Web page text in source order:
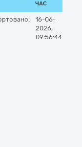
ЧАС
16-06-
2026,
09:56:44